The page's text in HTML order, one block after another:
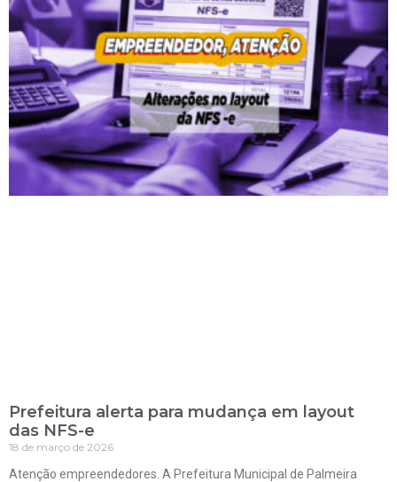
Prefeitura alerta para mudança em layout
das NFS-e
18 de março de 2026
Atenção empreendedores. A Prefeitura Municipal de Palmeira